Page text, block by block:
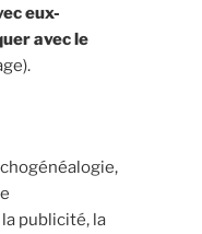
eux-
avec le
publicité, la